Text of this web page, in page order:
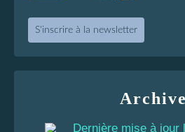
S'inscrire à la newsletter
Dernière mise à jour